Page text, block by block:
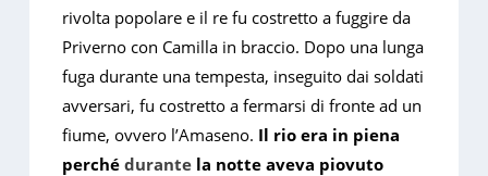
rivolta popolare e il re fu costretto a fuggire da
Priverno con Camilla in braccio. Dopo una lunga
fuga durante una tempesta, inseguito dai soldati
avversari, fu costretto a fermarsi di fronte ad un
fiume, ovvero l’Amaseno. Il rio era in piena
perchédurante la notte aveva piovuto